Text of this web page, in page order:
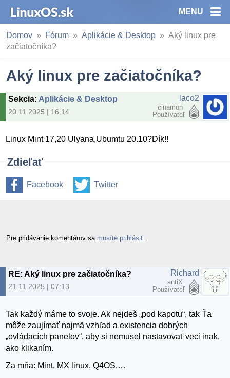
MENU
Domov Fórum Aplikácie & Desktop
Aký linux pre
začiatočníka?
Aký linux pre začiatočníka?
Sekcia: Aplikácie & Desktop
20.11.2025 | 16:14
laco2
cinamon
Používateľ
Linux Mint 17,20 Ulyana,Ubumtu 20.10?Dík!!
Zdieľať
Facebook Twitter
Pre pridávanie komentárov sa musíte prihlásiť
RE: Aký linux pre začiatočníka?
21.11.2025 | 07:13
Richard
antiX
Používateľ
Tak každý máme to svoje. Ak nejdeš „pod kapotu“, tak Ťa
môže zaujímať najmä vzhľad a existencia dobrých
„ovládacích panelov“, aby si nemusel nastavovať veci inak,
ako klikaním.
Za mňa: Mint, MX linux, Q4OS,…